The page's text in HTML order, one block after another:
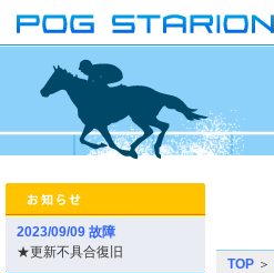
2023/09/09 故障
★更新不具合復旧
TOP ＞